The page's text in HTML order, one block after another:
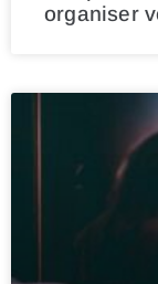
organiser